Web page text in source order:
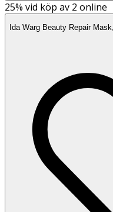
25% vid köp av 2 online
Ida Warg